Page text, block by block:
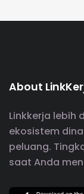
About
Linkkerja lebih
ekosistem
peluang.
saat Anda